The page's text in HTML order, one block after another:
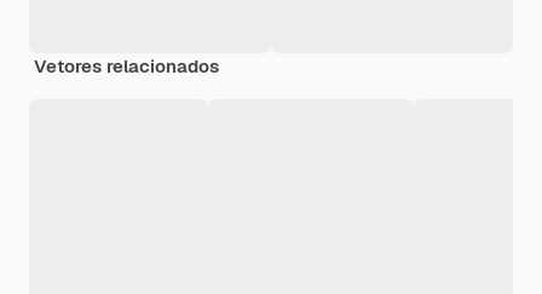
Vetores relacionados